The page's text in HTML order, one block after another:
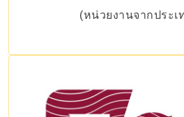
(หน่วยงานจากประเ